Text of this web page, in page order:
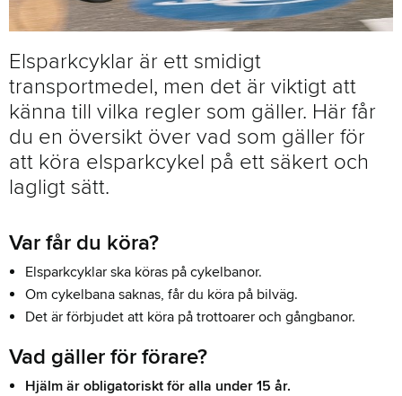
Elsparkcyklar är ett smidigt
transportmedel, men det är viktigt att
känna till vilka regler som gäller. Här får
du en översikt över vad som gäller för
att köra elsparkcykel på ett säkert och
lagligt sätt.
Var får du köra?
Elsparkcyklar ska köras på cykelbanor.
Om cykelbana saknas, får du köra på bilväg.
Det är förbjudet att köra på trottoarer och gångbanor.
Vad gäller för förare?
Hjälm är obligatoriskt för alla under 15 år.